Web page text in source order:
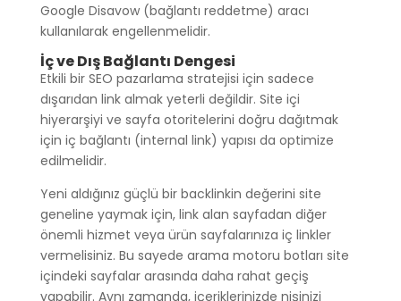
Google Disavow (bağlantı reddetme) aracı
kullanılarak engellenmelidir.
İç ve Dış Bağlantı Dengesi
Etkili bir SEO pazarlama stratejisi için sadece
dışarıdan link almak yeterli değildir. Site içi
hiyerarşiyi ve sayfa otoritelerini doğru dağıtmak
için iç bağlantı (internal link) yapısı da optimize
edilmelidir.
Yeni aldığınız güçlü bir backlinkin değerini site
geneline yaymak için, link alan sayfadan diğer
önemli hizmet veya ürün sayfalarınıza iç linkler
vermelisiniz. Bu sayede arama motoru botları site
içindeki sayfalar arasında daha rahat geçiş
yapabilir. Aynı zamanda, içeriklerinizde nişinizi